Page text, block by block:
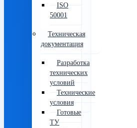
ISO
50001
Техническая
документация
Разработка
технических
условий
Технические
условия
Готовые
ТУ